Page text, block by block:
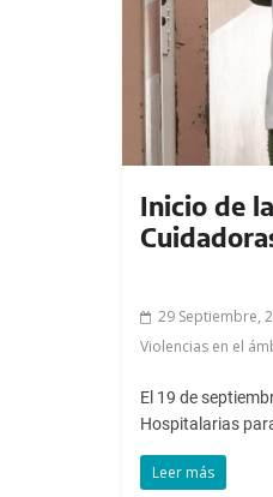
Inicio de
29 Septiembre,
Violencias en el
El 19 de
Hospitalarias
Leer más